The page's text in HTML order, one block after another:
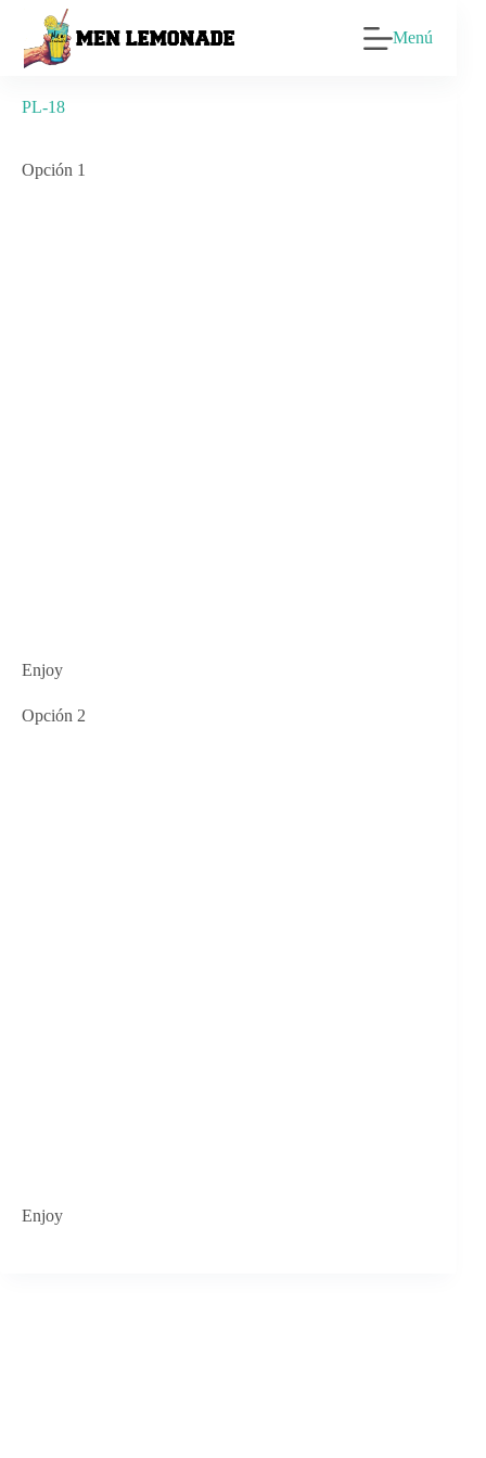
contenido
Menú
PL-18
Opción 1
Enjoy
Opción 2
Enjoy